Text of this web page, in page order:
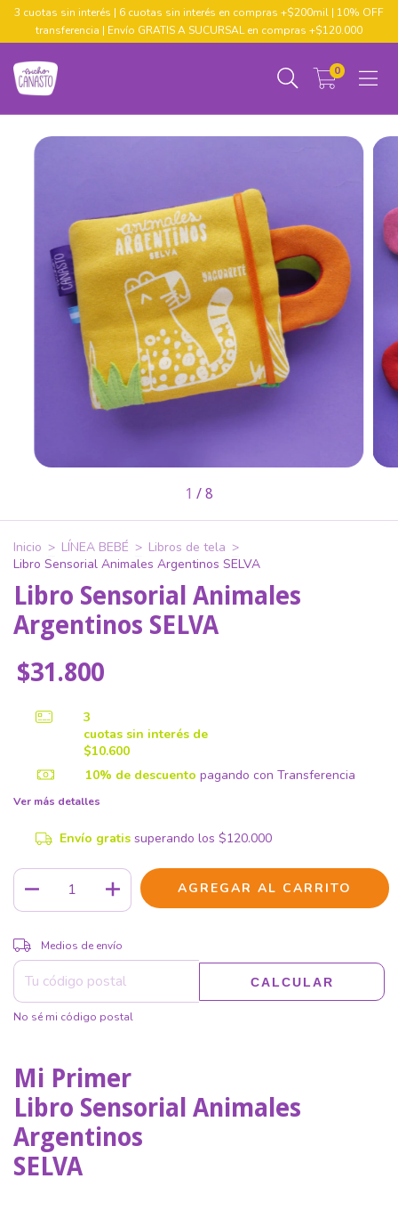
3 cuotas sin interés | 6 cuotas sin interés en compras +$200mil | 10% OFF
transferencia | Envío GRATIS A SUCURSAL en compras +$120.000
0
1 / 8
Inicio > LÍNEA BEBÉ > Libros de tela >
Libro Sensorial Animales Argentinos SELVA
Libro Sensorial Animales
Argentinos SELVA
$31.800
3
cuotas sin interés de
$10.600
10% de descuento pagando con Transferencia
Ver más detalles
Envío gratis superando los $120.000
Entregas para el CP:
Medios de envío
CALCULAR
No sé mi código postal
Mi Primer
Libro Sensorial Animales
Argentinos
SELVA